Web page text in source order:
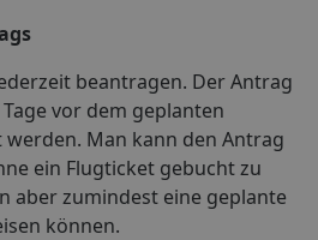
beantragen. Der Antrag
vor dem geplanten
Man kann den Antrag
ein Flugticket gebucht zu
aber zumindest eine geplante
können.